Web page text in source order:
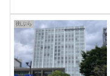
街ぶら